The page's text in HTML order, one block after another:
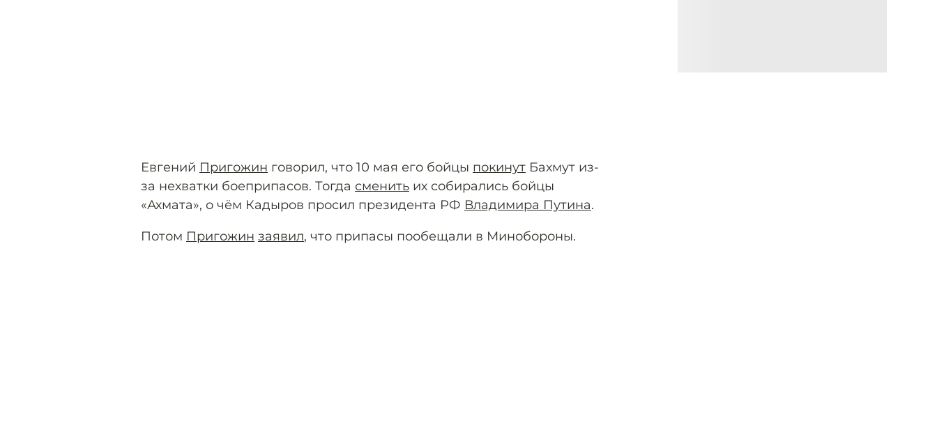
Евгений Пригожин говорил, что 10 мая его бойцы покинут Бахмут из-
за нехватки боеприпасов. Тогда сменить их собирались бойцы
«Ахмата», о чём Кадыров просил президента РФ Владимира Путина.
Потом Пригожин заявил, что припасы пообещали в Минобороны.